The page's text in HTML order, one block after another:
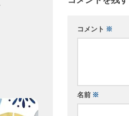
コメント ※
名前 ※